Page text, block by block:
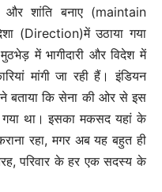
शांति बनाए (maintain
(Direction)में उठाया गया
में भागीदारी और विदेश में
मांगी जा रही हैं। इंडियन
ने बताया कि सेना की ओर से इस
गया था। इसका मकसद यहां के
रहा, मगर अब यह बहुत ही
परिवार के हर एक सदस्य के